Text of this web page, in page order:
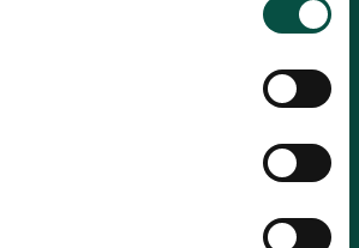
van alle ontwikkelingen met
met het